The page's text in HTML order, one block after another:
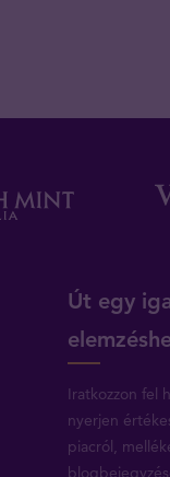
Út egy
Iratkozzon fel
nyerjen
piacról,